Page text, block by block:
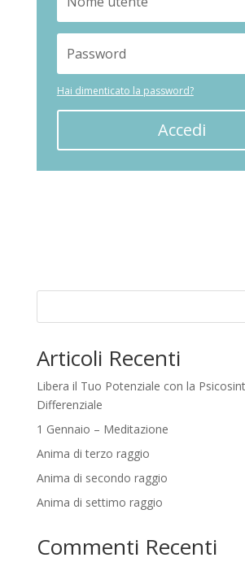
Hai dimenticato la password?
Accedi
Articoli Recenti
Libera il Tuo Potenziale con la
Differenziale
1 Gennaio – Meditazione
Anima di terzo raggio
Anima di secondo raggio
Anima di settimo raggio
Commenti Recenti